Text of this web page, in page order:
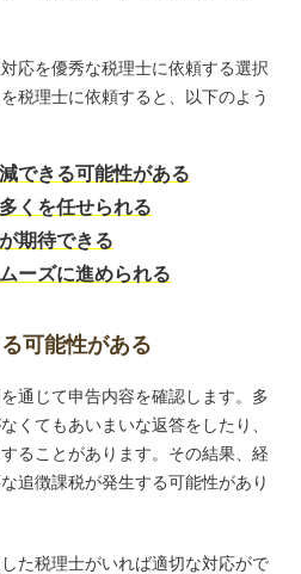
応を優秀な税理士に依頼する選択
税理士に依頼すると、以下のよう
できる可能性がある
くを任せられる
期待できる
ーズに進められる
可能性がある
通じて申告内容を確認します。多
くてもあいまいな返答をしたり、
ることがあります。その結果、経
追徴課税が発生する可能性があり
た税理士がいれば適切な対応がで